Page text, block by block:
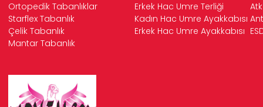
Ortopedik Tabanlıklar
Erkek Hac Umre Terliği
Starflex Tabanlık
Kadın Hac Umre Ayakkabısı
Çelik Tabanlık
Erkek Hac Umre Ayakkabısı
Mantar Tabanlık